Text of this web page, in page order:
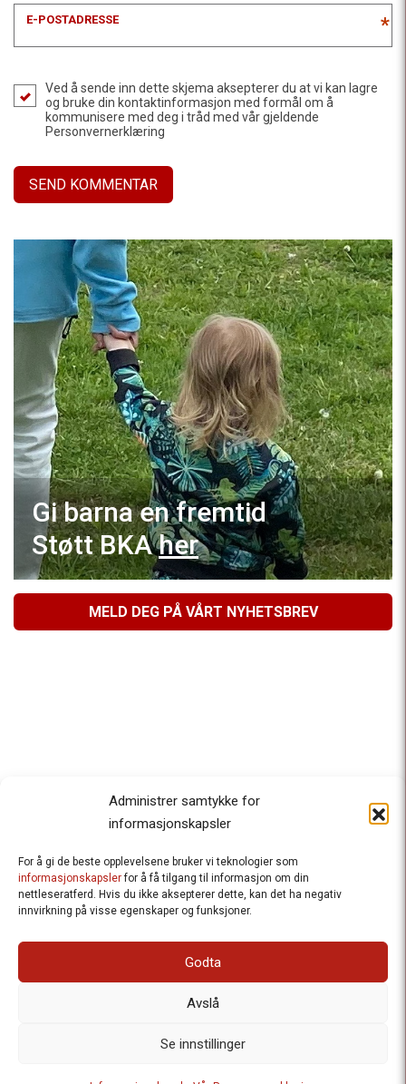
Administrer samtykke for
informasjonskapsler
For å gi de beste opplevelsene bruker vi teknologier som
informasjonskapslerfor å få tilgang til informasjon om din
nettleseratferd. Hvis du ikke aksepterer dette, kan det ha negativ
innvirkning på visse egenskaper og funksjoner.
Godta
Avslå
Se innstillinger
E-POSTADRESSE *
Ved å sende inn dette skjema aksepterer du at vi kan lagre
og bruke din kontaktinformasjon med formål om å
kommunisere med deg i tråd med vår gjeldende
Personvernerklæring
Gi barna en fremtid
Støtt BKAher
MELD DEG PÅ VÅRT NYHETSBREV
Besteforeldrenes klimaaksjon
Ansvarlig redaktør
: Halfdan Wiik |
: Postboks 1231 Vika, 0110 Oslo.
Organisasjonsnummer